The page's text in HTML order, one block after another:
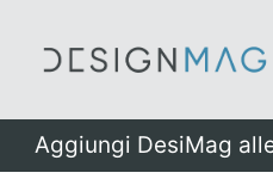
Aggiungi DesiMag